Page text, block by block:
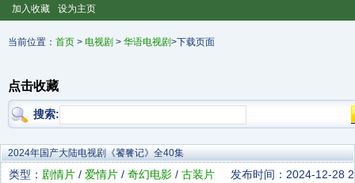
加入收藏 设为主页
当前位置： 首页 > 电视剧 > 华语电视剧>下载页面
点击收藏
搜索:
2024年国产大陆电视剧《饕餮记》全40集
类型： 剧情片 / 爱情片 / 奇幻电影 / 古装片
发布时间：2024-12-28 2